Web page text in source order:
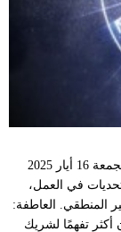
توقعات مولود برج "الثور" من السبت 10 أيار إلى الجمعة 16 أيار 2025
بعض التحديات في العمل،
المنطقي. العاطفة:
أكثر تفهمًا لشريك